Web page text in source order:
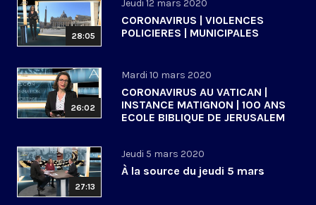
28:05
Jeudi 12 mars 2020
CORONAVIRUS | VIOLENCES
POLICIERES | MUNICIPALES
26:02
Mardi 10 mars 2020
CORONAVIRUS AU VATICAN |
INSTANCE MATIGNON | 100 ANS
ECOLE BIBLIQUE DE JERUSALEM
27:13
Jeudi 5 mars 2020
À la source du jeudi 5 mars